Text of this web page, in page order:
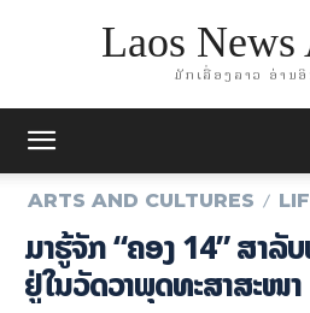
Laos News
ມັກເລື່ອງລາວ ອ່ານອິ
ARTS AND CULTURES
ມາຮູ້ຈັກ “ຄອງ 14” ​ສຳ​ລັບ​
ຢູ່​ໃນ​ວັດ​ວາ​ພຸດ​ທະ​ສາ​ສະ​ໜາ